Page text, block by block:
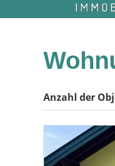
Anzahl der